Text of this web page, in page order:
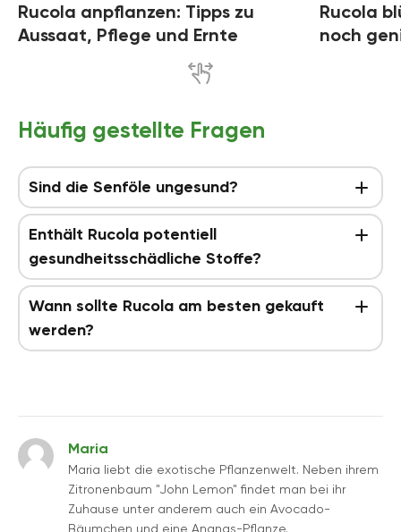
Rucola anpflanzen: Tipps zu
Aussaat, Pflege und Ernte
Rucola
noch
Häufig gestellte Fragen
Sind die Senföle ungesund?
Enthält Rucola potentiell
gesundheitsschädliche Stoffe?
Wann sollte Rucola am besten gekauft
werden?
Maria
Maria liebt die exotische Pflanzenwelt. Neben ihrem
Zitronenbaum "John Lemon" findet man bei ihr
Zuhause unter anderem auch ein Avocado-
Bäumchen und eine Ananas-Pflanze.